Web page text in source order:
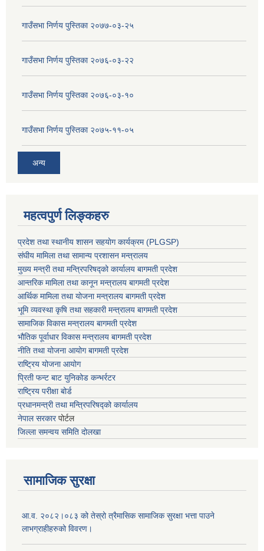
गाउँसभा निर्णय पुस्तिका २०७७-०३-२५
गाउँसभा निर्णय पुस्तिका २०७६-०३-२२
गाउँसभा निर्णय पुस्तिका २०७६-०३-१०
गाउँसभा निर्णय पुस्तिका २०७५-११-०५
अन्य
महत्वपुर्ण लिङ्कहरु
प्रदेश तथा स्थानीय शासन सहयाेग कार्यक्रम (PLGSP)
संघीय मामिला तथा सामान्य प्रशासन मन्त्रालय
मुख्य मन्त्री तथा मन्त्रिपरिषद्को कार्यालय बागमती प्रदेश
आन्तरिक मामिला तथा कानून मन्त्रालय बागमती प्रदेश
आर्थिक मामिला तथा योजना मन्त्रालय बागमती प्रदेश
भूमि व्यवस्था कृषि तथा सहकारी मन्त्रालय बागमती प्रदेश
सामाजिक विकास मन्त्रालय बागमती प्रदेश
भौतिक पूर्वाधार विकास मन्त्रालय बागमती प्रदेश
नीति तथा योजना आयोग बागमती प्रदेश
राष्ट्रिय योजना आयोग
प्रिती फन्ट बाट युनिकोड कन्भर्रटर
राष्ट्रिय परीक्षा बोर्ड
प्रधानमन्त्री तथा मन्त्रिपरिषद्को कार्यालय
नेपाल सरकारपोर्टल
जिल्ला समन्वय समिति दोलखा
सामाजिक सुरक्षा
आ.व. २०८२।०८३ को तेस्रो त्रैमासिक सामाजिक सुरक्षा भत्ता पाउने
लाभग्राहीहरुको विवरण।